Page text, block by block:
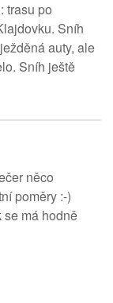
trasu po
Sníh
auty, ale
Sníh ještě
něco
poměry :-)
se má hodně